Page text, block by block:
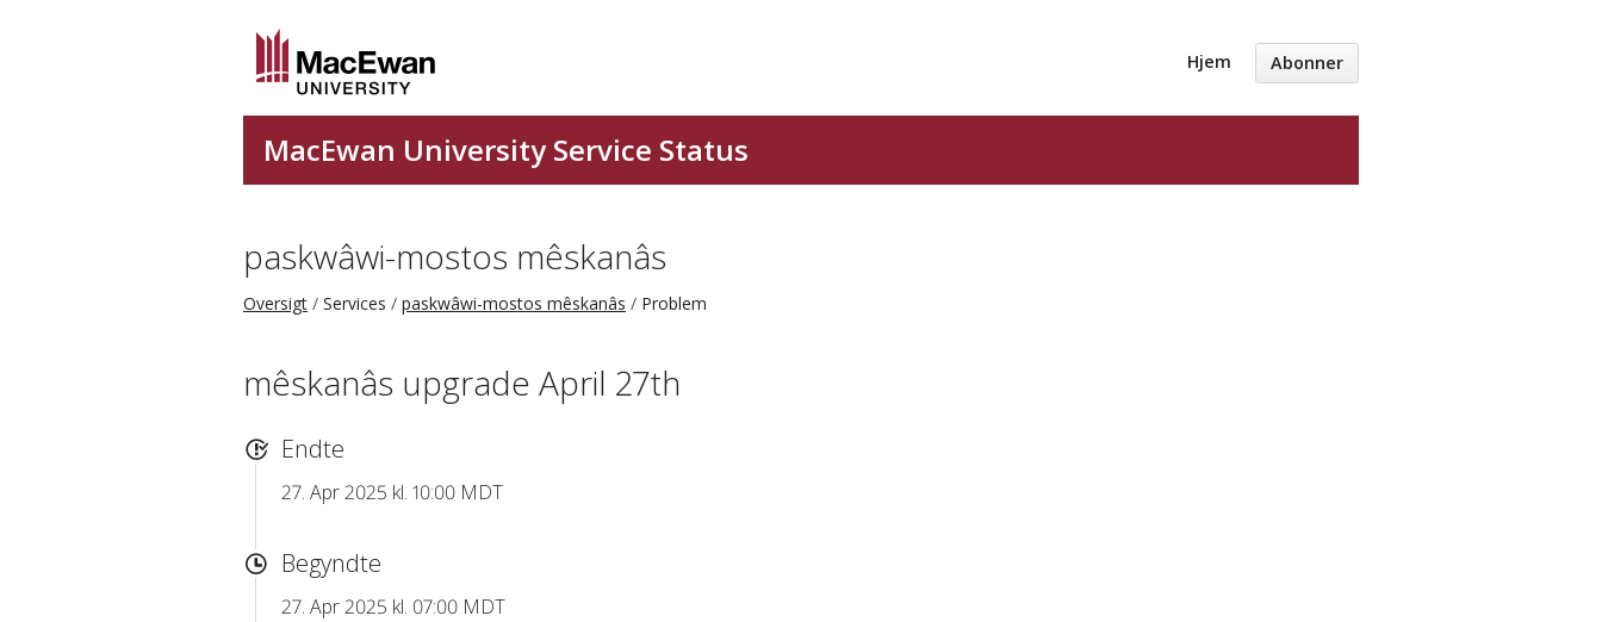
Hjem Abonner
paskwâwi-mostos mêskanâs
Oversigt Services paskwâwi-mostos mêskanâs Problem
mêskanâs upgrade April 27th
Endte
27. Apr 2025 kl. 10:00 MDT
Begyndte
27. Apr 2025 kl. 07:00 MDT